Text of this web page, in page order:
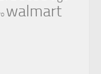
walmart